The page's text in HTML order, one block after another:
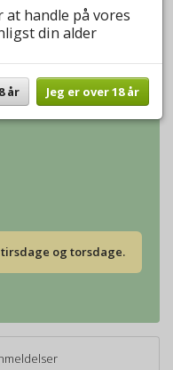
og torsdage.
handle på vores
din alder
år Jeg er over 18 år